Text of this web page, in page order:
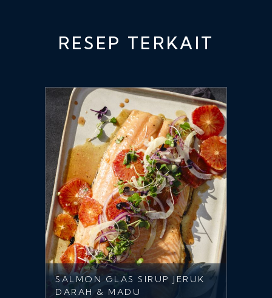
RESEP TERKAIT
SALMON GLAS SIRUP JERUK
DARAH & MADU